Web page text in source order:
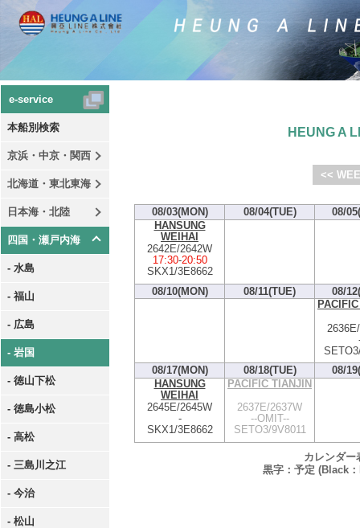
e-service
本船別検索
京浜・中京・関西
北海道・東北東海
日本海・北陸
四国・瀬戸内海
- 水島
- 福山
- 広島
- 岩国
- 徳山下松
- 徳島小松
- 高松
- 三島川之江
- 今治
- 松山
HEUNG A
<<
08/03(MON) 08/04(TUE)
08/
HANSUNG
WEIHAI
2642E/2642W
17:30-20:50
SKX1/3E8662
08/10(MON)
08/11(TUE)
08/
08/17(MON)
08/18(TUE)
08/
HANSUNG
WEIHAI
2645E/2645W
-
SKX1/3E8662
PACIFIC TIANJIN
2637E/2637W
--OMIT--
SETO3/9V8011
カレンダー
黒字：予定 (Black